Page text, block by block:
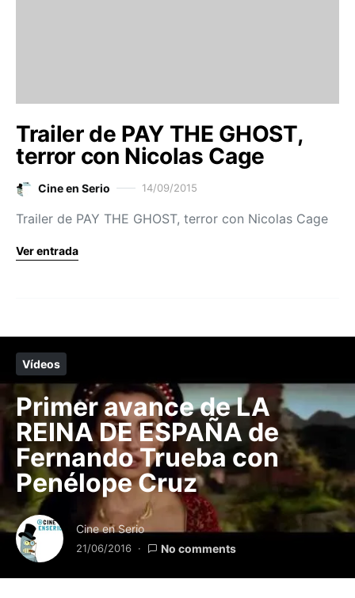
Trailer de PAY THE GHOST,
terror con Nicolas Cage
Cine en Serio 14/09/2015
Trailer de PAY THE GHOST, terror con Nicolas Cage
Ver entrada
Vídeos
Primer avance de LA
REINA DE ESPAÑA de
Fernando Trueba con
Penélope Cruz
Cine en Serio
21/06/2016 No comments